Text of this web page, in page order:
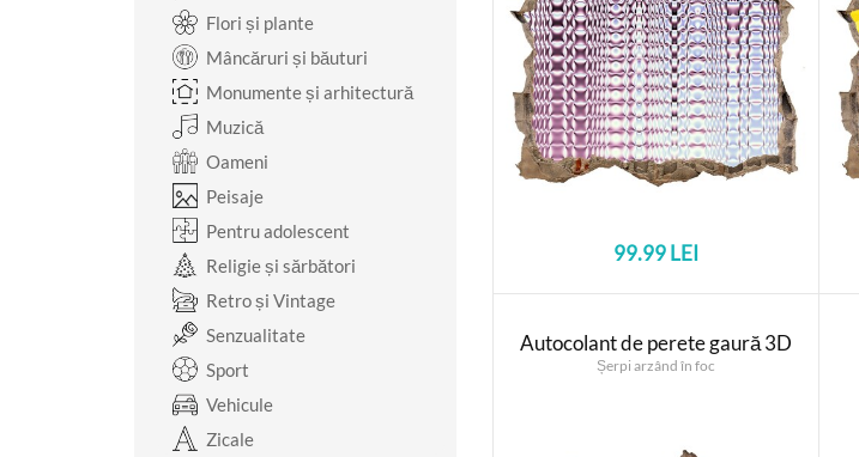
Flori și plante
Mâncăruri și băuturi
Monumente și arhitectură
Muzică
Oameni
Peisaje
Pentru adolescent
Religie și sărbători
Retro și Vintage
Senzualitate
Sport
Vehicule
Zicale
99.99 LEI
Autocolant de perete gaură 3D
Șerpi arzând în foc